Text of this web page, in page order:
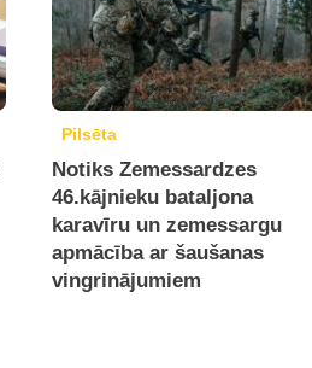
Pilsēta
Notiks Zemessardzes
46.kājnieku bataljona
karavīru un zemessargu
apmācība ar šaušanas
vingrinājumiem